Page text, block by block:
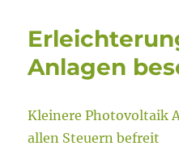
Anlagen
Kleinere Photovoltaik
allen Steuern befreit